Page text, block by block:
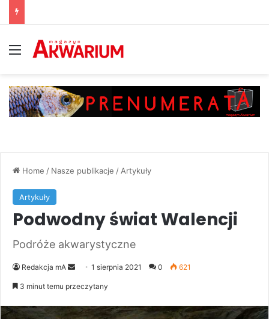
Menu
Home / Nasze publikacje /Artykuły
Artykuły
Podwodny świat Walencji
Podróże akwarystyczne
Redakcja mA
Send1 sierpnia 2021 0 621
3 minut temu przeczytany